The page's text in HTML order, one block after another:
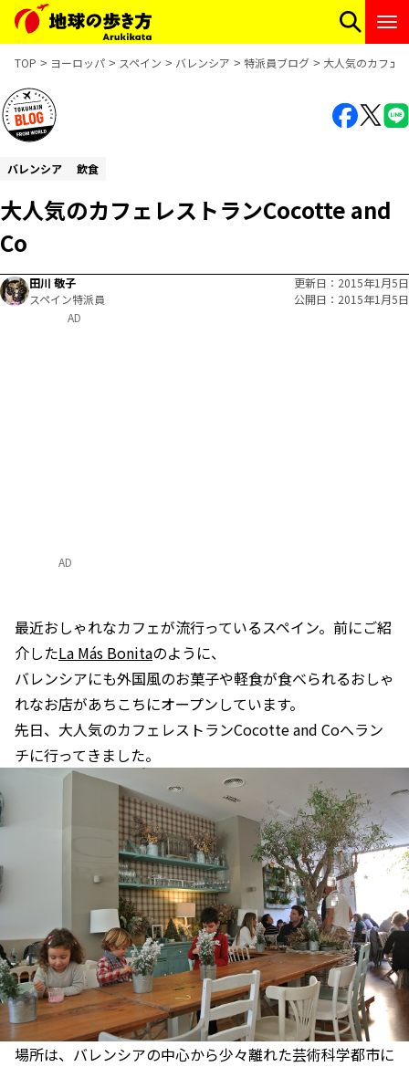
TOP ヨーロッパ スペイン バレンシア 特派員ブログ 大人気のカフェ
バレンシア 飲食
大人気のカフェレストランCocotte and
Co
田川 敬子
スペイン特派員
更新日
2015年1月5日
公開日
2015年1月5日
AD
最近おしゃれなカフェが流行っているスペイン。前にご紹
介したLa Más Bonitaのように、
バレンシアにも外国風のお菓子や軽食が食べられるおしゃ
れなお店があちこちにオープンしています。
先日、大人気のカフェレストランCocotte and Coへラン
チに行ってきました。
場所は、バレンシアの中心から少々離れた芸術科学都市に
AD